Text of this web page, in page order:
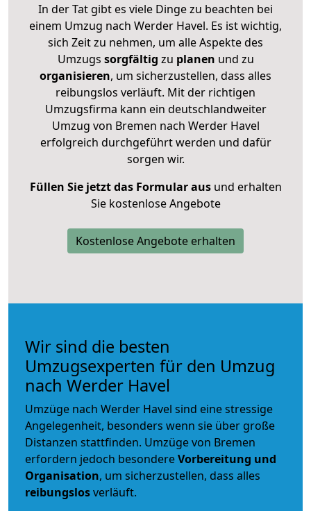
In der Tat gibt es viele Dinge zu beachten bei
einem Umzug nach Werder Havel. Es ist wichtig,
sich Zeit zu nehmen, um alle Aspekte des
Umzugs sorgfältig zu planen und zu
organisieren, um sicherzustellen, dass alles
reibungslos verläuft. Mit der richtigen
Umzugsfirma kann ein deutschlandweiter
Umzug von Bremen nach Werder Havel
erfolgreich durchgeführt werden und dafür
sorgen wir.
Füllen Sie jetzt das Formular ausund erhalten
Sie kostenlose Angebote
Kostenlose Angebote erhalten
Wir sind die besten
Umzugsexperten für den Umzug
nach Werder Havel
Umzüge nach Werder Havel sind eine stressige
Angelegenheit, besonders wenn sie über große
Distanzen stattfinden. Umzüge von Bremen
erfordern jedoch besondereVorbereitung und
Organisation, um sicherzustellen, dass alles
reibungslosverläuft.